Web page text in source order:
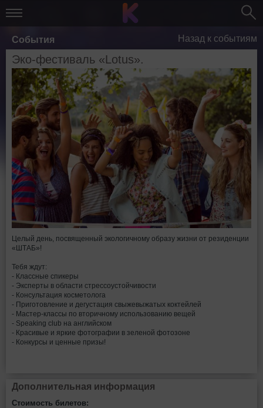
События Назад к событиям
Эко-фестиваль «Lotus».
Целый день, посвященный экологичному образу жизни от резиденции
«ШТАБ»!
Тебя ждут:
- Классные спикеры
- Эксперты в области стрессоустойчивости
- Консультация косметолога
- Приготовление и дегустация свыжевыжатых коктейлей
- Мастер-классы по вторичному использованию вещей
- Speaking club на английском
- Красивые и яркие фотографии в зеленой фотозоне
- Конкурсы и ценные призы!
Дополнительная информация
Стоимость билетов: